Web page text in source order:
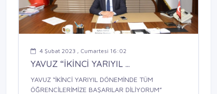
4 Şubat 2023 , Cumartesi 16:02
YAVUZ “İKİNCİ YARIYIL ...
YAVUZ “İKİNCİ YARIYIL DÖNEMİNDE TÜM
ÖĞRENCİLERİMİZE BAŞARILAR DİLİYORUM”